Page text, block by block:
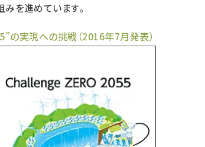
を進めています。
実現への挑戦（2016年7月発表）